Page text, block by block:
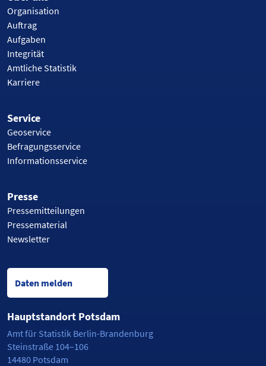
Organisation
Auftrag
Aufgaben
Integrität
Amtliche Statistik
Karriere
Service
Geoservice
Befragungsservice
Informationsservice
Presse
Pressemitteilungen
Pressematerial
Newsletter
Daten melden
Hauptstandort Potsdam
Amt für Statistik Berlin-Brandenburg
Steinstraße 104–106
14480 Potsdam